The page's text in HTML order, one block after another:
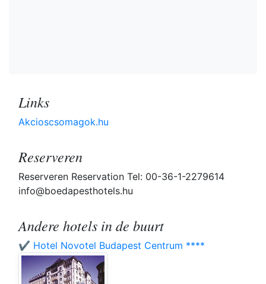
Links
Akcioscsomagok.hu
Reserveren
Reserveren Reservation Tel: 00-36-1-2279614
info@boedapesthotels.hu
Andere hotels in de buurt
✔️ Hotel Novotel Budapest Centrum ****